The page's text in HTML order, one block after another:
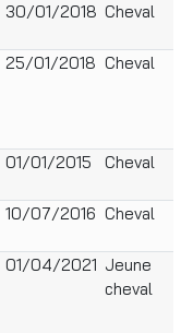
30/01/2018 Cheval
25/01/2018 Cheval
01/01/2015 Cheval
10/07/2016 Cheval
01/04/2021 Jeune
cheval